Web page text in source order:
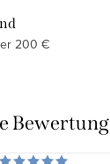
200 €
Bewertung